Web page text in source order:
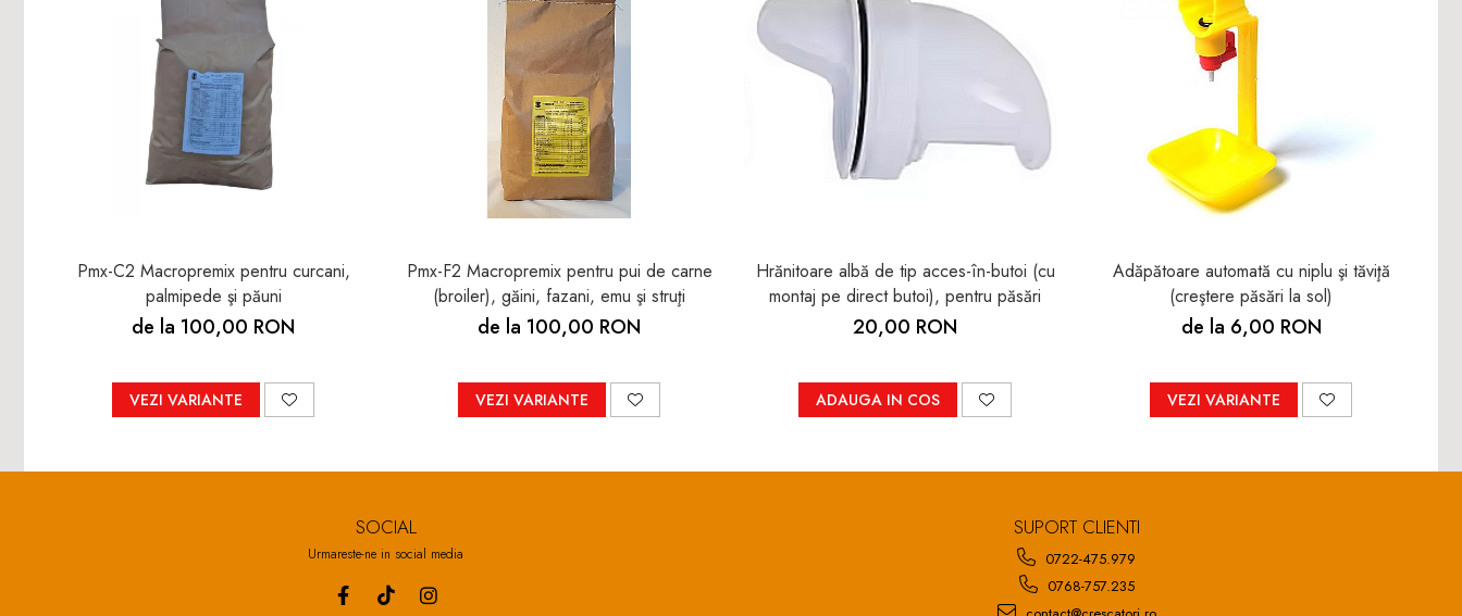
Pmx-C2 Macropremix pentru curcani,
palmipede şi păuni
de la 100,00 RON
VEZI VARIANTE
Pmx-F2 Macropremix pentru pui de carne
(broiler), găini, fazani, emu şi struţi
de la 100,00 RON
VEZI VARIANTE
Hrănitoare albă de tip acces-în-butoi (cu
montaj pe direct butoi), pentru păsări
20,00 RON
ADAUGA IN COS
Adăpătoare automată cu niplu şi tăviţă
(creştere păsări la sol)
de la 6,00 RON
VEZI VARIANTE
SOCIAL
Urmareste-ne in social media
SUPORT CLIENTI
0722-475.979
0768-757.235